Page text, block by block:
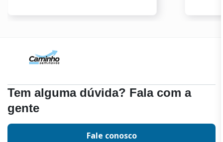
Tem alguma dúvida? Fala com a
gente
Fale conosco